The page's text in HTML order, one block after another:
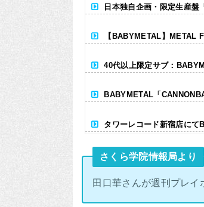
日本独自企画・限定生産
【BABYMETAL】METAL
40代以上限定サブ：
BABYMETAL「
タワーレコード新宿店にて
さくら学院情報局より
田口華さんが週刊プレ